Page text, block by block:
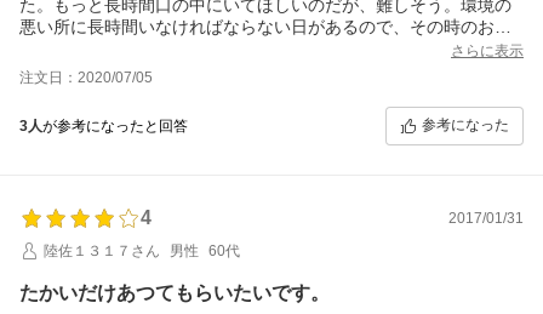
た。もっと長時間口の中にいてほしいのだが、難しそう。環境の
悪い所に長時間いなければならない日があるので、その時のお守
さらに表示
注文日：2020/07/05
3人が参考になったと回答 参考になった
4
2017/01/31
陸佐１３１７さん
男性 60代
たかいだけあつてもらいたいです。